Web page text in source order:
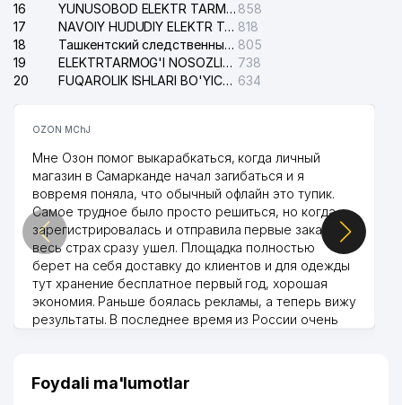
16
YUNUSOBOD ELEKTR TARMOG'I NOSOZLIKLARI XIZMATI 858
17
NAVOIY HUDUDIY ELEKTR TARMOQLARI KORXONASI AJ 818
18
Ташкентский следственный изолятор 805
19
ELEKTRTARMOG'I NOSOZLIKLARINI TO'ZATISH SERGELI XIZMATI 738
20
FUQAROLIK ISHLARI BO'YICHA UCH-TEPA TUMANI SUDI 634
OZON MChJ
Мне Озон помог выкарабкаться, когда личный
магазин в Самарканде начал загибаться и я
вовремя поняла, что обычный офлайн это тупик.
Самое трудное было просто решиться, но когда
зарегистрировалась и отправила первые заказы,
весь страх сразу ушел. Площадка полностью
берет на себя доставку до клиентов и для одежды
тут хранение бесплатное первый год, хорошая
экономия. Раньше боялась рекламы, а теперь вижу
результаты. В последнее время из России очень
дальше развиваюсь потихоньку😊
Hamida 03.08.2026 12:45:39
Foydali ma'lumotlar